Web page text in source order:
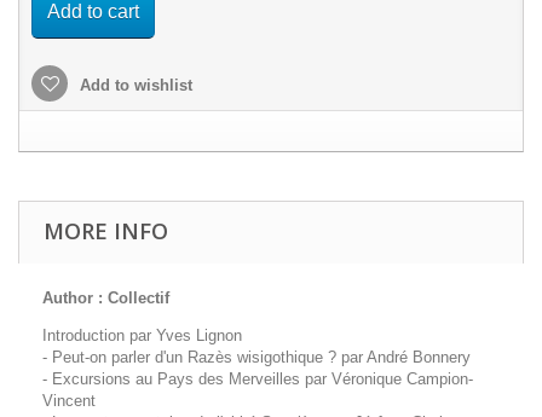
Add to cart
Add to wishlist
MORE INFO
Author : Collectif
Introduction par Yves Lignon
- Peut-on parler d'un Razès wisigothique ? par André Bonnery
- Excursions au Pays des Merveilles par Véronique Campion-
Vincent